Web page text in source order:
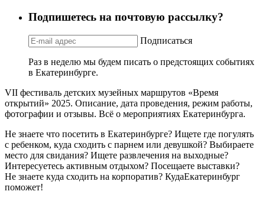
Подпишетесь на почтовую рассылку?
Подписаться
Раз в неделю мы будем писать о предстоящих событиях
в Екатеринбурге.
VII фестиваль детских музейных маршрутов «Время
открытий» 2025. Описание, дата проведения, режим работы,
фотографии и отзывы. Всё о мероприятиях Екатеринбурга.
Не знаете что посетить в Екатеринбурге? Ищете где погулять
с ребенком, куда сходить с парнем или девушкой? Выбираете
место для свидания? Ищете развлечения на выходные?
Интересуетесь активным отдыхом? Посещаете выставки?
Не знаете куда сходить на корпоратив? КудаЕкатеринбург
поможет!